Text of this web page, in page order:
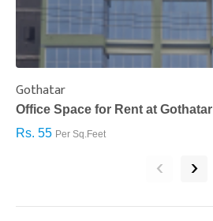
Gothatar
Office Space for Rent at Gothatar
Rs. 55 Per Sq.Feet
‹ ›